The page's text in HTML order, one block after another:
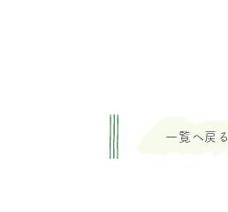
一覧へ戻る